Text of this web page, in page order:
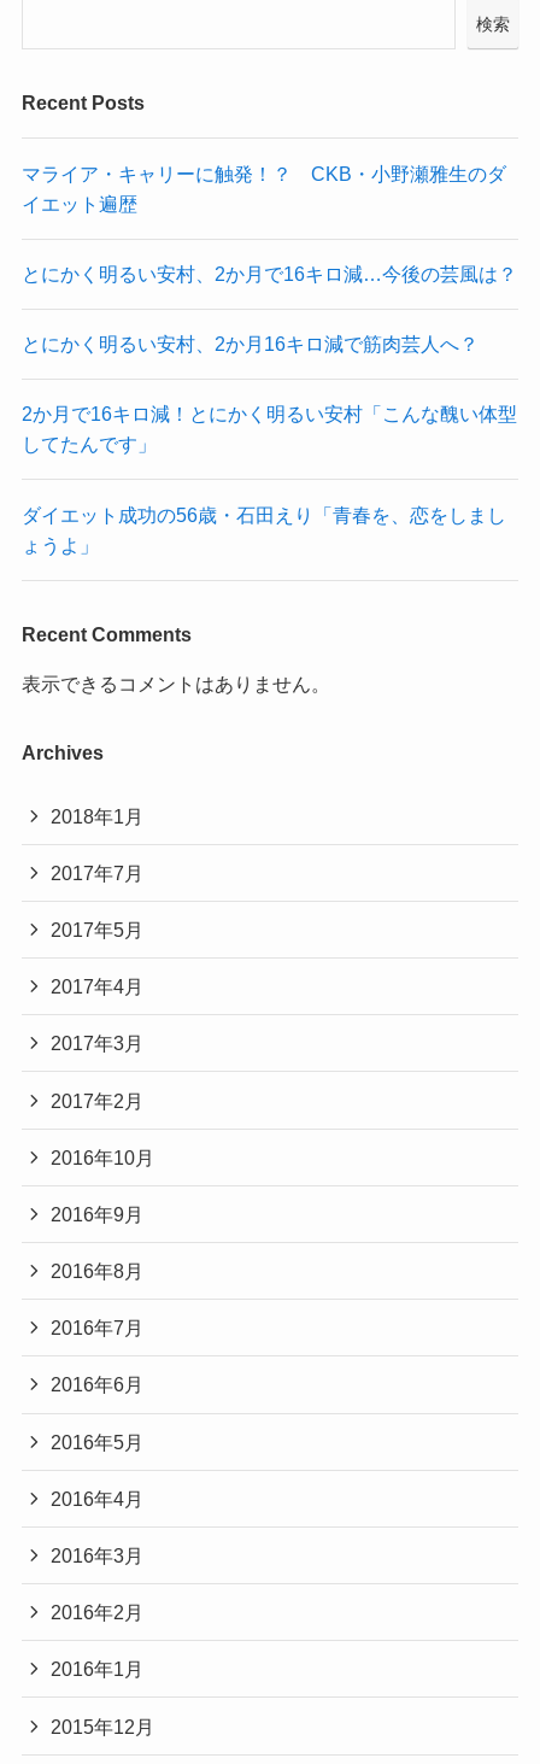
検索
Recent Posts
マライア・キャリーに触発！？ CKB・小野瀬雅生のダ
イエット遍歴
とにかく明るい安村、2か月で16キロ減…今後の芸風は？
とにかく明るい安村、2か月16キロ減で筋肉芸人へ？
2か月で16キロ減！とにかく明るい安村「こんな醜い体型
してたんです」
ダイエット成功の56歳・石田えり「青春を、恋をしまし
ょうよ」
Recent Comments
表示できるコメントはありません。
Archives
2018年1月
2017年7月
2017年5月
2017年4月
2017年3月
2017年2月
2016年10月
2016年9月
2016年8月
2016年7月
2016年6月
2016年5月
2016年4月
2016年3月
2016年2月
2016年1月
2015年12月